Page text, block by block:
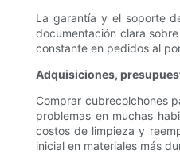
La garantía y el soporte
documentación clara
constante en pedidos al
Adquisiciones,
Comprar cubrecolchones
problemas en muchas
costos de limpieza y
inicial en materiales más